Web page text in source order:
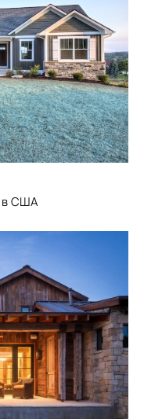
в США